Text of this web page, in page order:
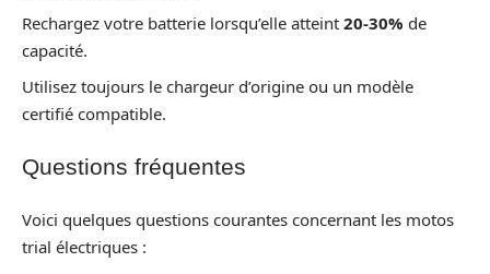
Rechargez votre batterie lorsqu’elle atteint 20-30% de
capacité.
Utilisez toujours le chargeur d’origine ou un modèle
certifié compatible.
Questions fréquentes
Voici quelques questions courantes concernant les motos
trial électriques :